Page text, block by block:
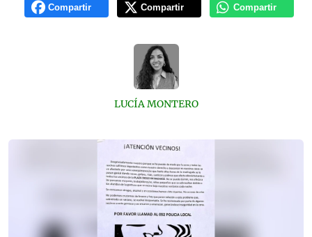
Compartir Compartir Compartir
LUCÍA MONTERO